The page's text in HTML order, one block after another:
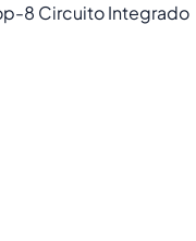
8 Circuito Integrado